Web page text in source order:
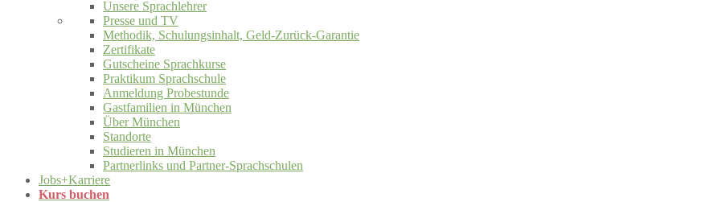
Unsere Sprachlehrer
Presse und TV
Methodik, Schulungsinhalt, Geld-Zurück-Garantie
Zertifikate
Gutscheine Sprachkurse
Praktikum Sprachschule
Anmeldung Probestunde
Gastfamilien in München
Über München
Standorte
Studieren in München
Partnerlinks und Partner-Sprachschulen
Jobs+Karriere
Kurs buchen